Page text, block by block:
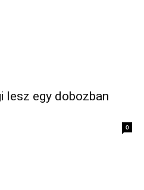
lesz egy dobozban
0